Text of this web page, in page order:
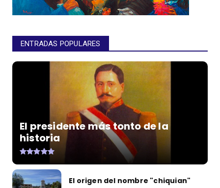
ENTRADAS POPULARES
El presidente más tonto de la
historia
El origen del nombre "chiquian"